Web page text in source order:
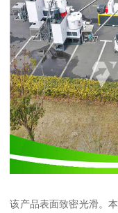
该产品表面致密光滑。